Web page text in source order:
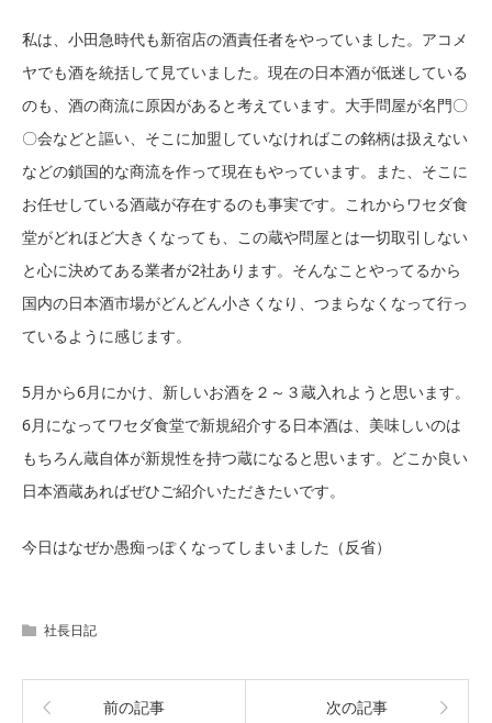
私は、小田急時代も新宿店の酒責任者をやっていました。アコメ
ヤでも酒を統括して見ていました。現在の日本酒が低迷している
のも、酒の商流に原因があると考えています。大手問屋が名門〇
〇会などと謳い、そこに加盟していなければこの銘柄は扱えない
などの鎖国的な商流を作って現在もやっています。また、そこに
お任せしている酒蔵が存在するのも事実です。これからワセダ食
堂がどれほど大きくなっても、この蔵や問屋とは一切取引しない
と心に決めてある業者が2社あります。そんなことやってるから
国内の日本酒市場がどんどん小さくなり、つまらなくなって行っ
ているように感じます。
5月から6月にかけ、新しいお酒を２～３蔵入れようと思います。
6月になってワセダ食堂で新規紹介する日本酒は、美味しいのは
もちろん蔵自体が新規性を持つ蔵になると思います。どこか良い
日本酒蔵あればぜひご紹介いただきたいです。
今日はなぜか愚痴っぽくなってしまいました（反省）
社長日記
前の記事 次の記事